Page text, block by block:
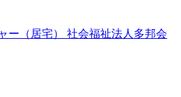
ー（居宅） 社会福祉法人多邦会